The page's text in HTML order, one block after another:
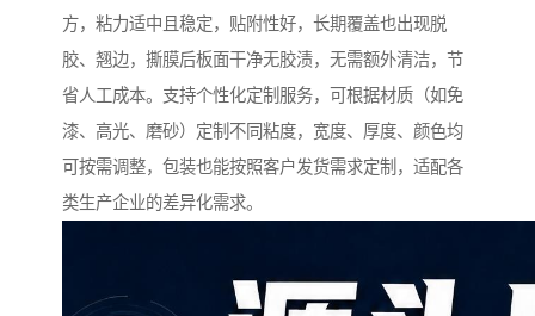
方，粘力适中且稳定，贴附性好，长期覆盖也出现脱
胶、翘边，撕膜后板面干净无胶渍，无需额外清洁，节
省人工成本。支持个性化定制服务，可根据材质（如免
漆、高光、磨砂）定制不同粘度，宽度、厚度、颜色均
可按需调整，包装也能按照客户发货需求定制，适配各
类生产企业的差异化需求。